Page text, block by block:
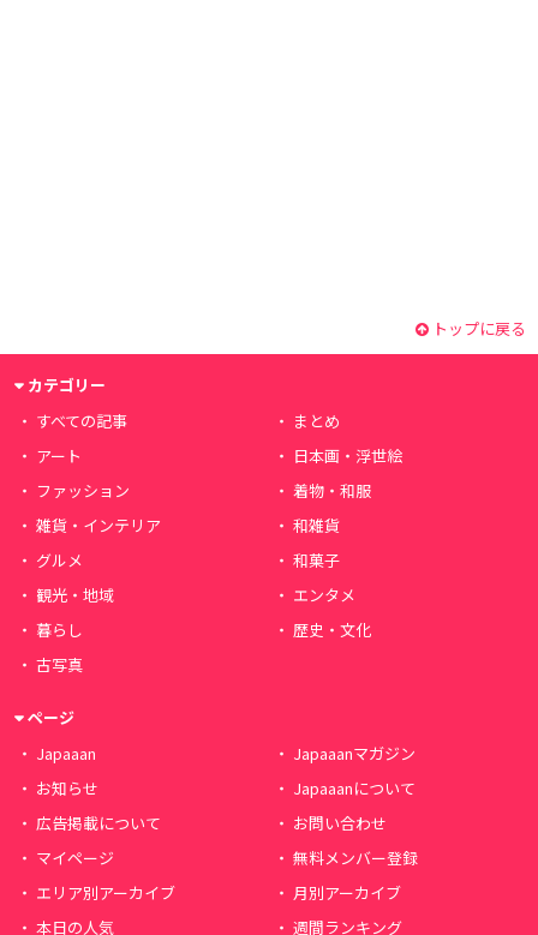
トップに戻る
カテゴリー
すべての記事
まとめ
アート
日本画・浮世絵
ファッション
着物・和服
雑貨・インテリア
和雑貨
グルメ
和菓子
観光・地域
エンタメ
暮らし
歴史・文化
古写真
ページ
Japaaan
Japaaanマガジン
お知らせ
Japaaanについて
広告掲載について
お問い合わせ
マイページ
無料メンバー登録
エリア別アーカイブ
月別アーカイブ
本日の人気
週間ランキング